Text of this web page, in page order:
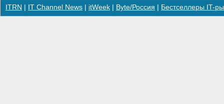
ITRN IT Channel News itWeek Byte/Россия Бестселлеры IT-